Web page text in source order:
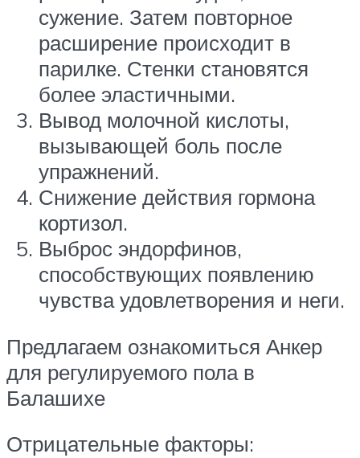
сужение. Затем повторное
расширение происходит в
парилке. Стенки становятся
более эластичными.
Вывод молочной кислоты,
вызывающей боль после
упражнений.
Снижение действия гормона
кортизол.
Выброс эндорфинов,
способствующих появлению
чувства удовлетворения и неги.
Предлагаем ознакомиться Анкер
для регулируемого пола в
Балашихе
Отрицательные факторы: